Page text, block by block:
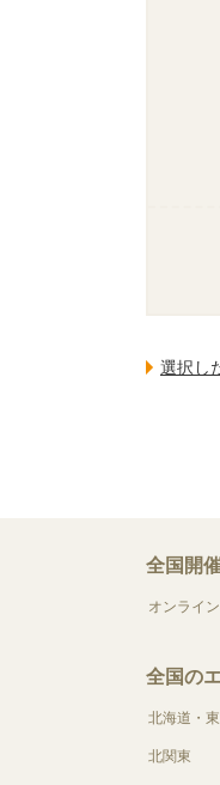
全国開
オンライン
全国の
北海道・
北関東